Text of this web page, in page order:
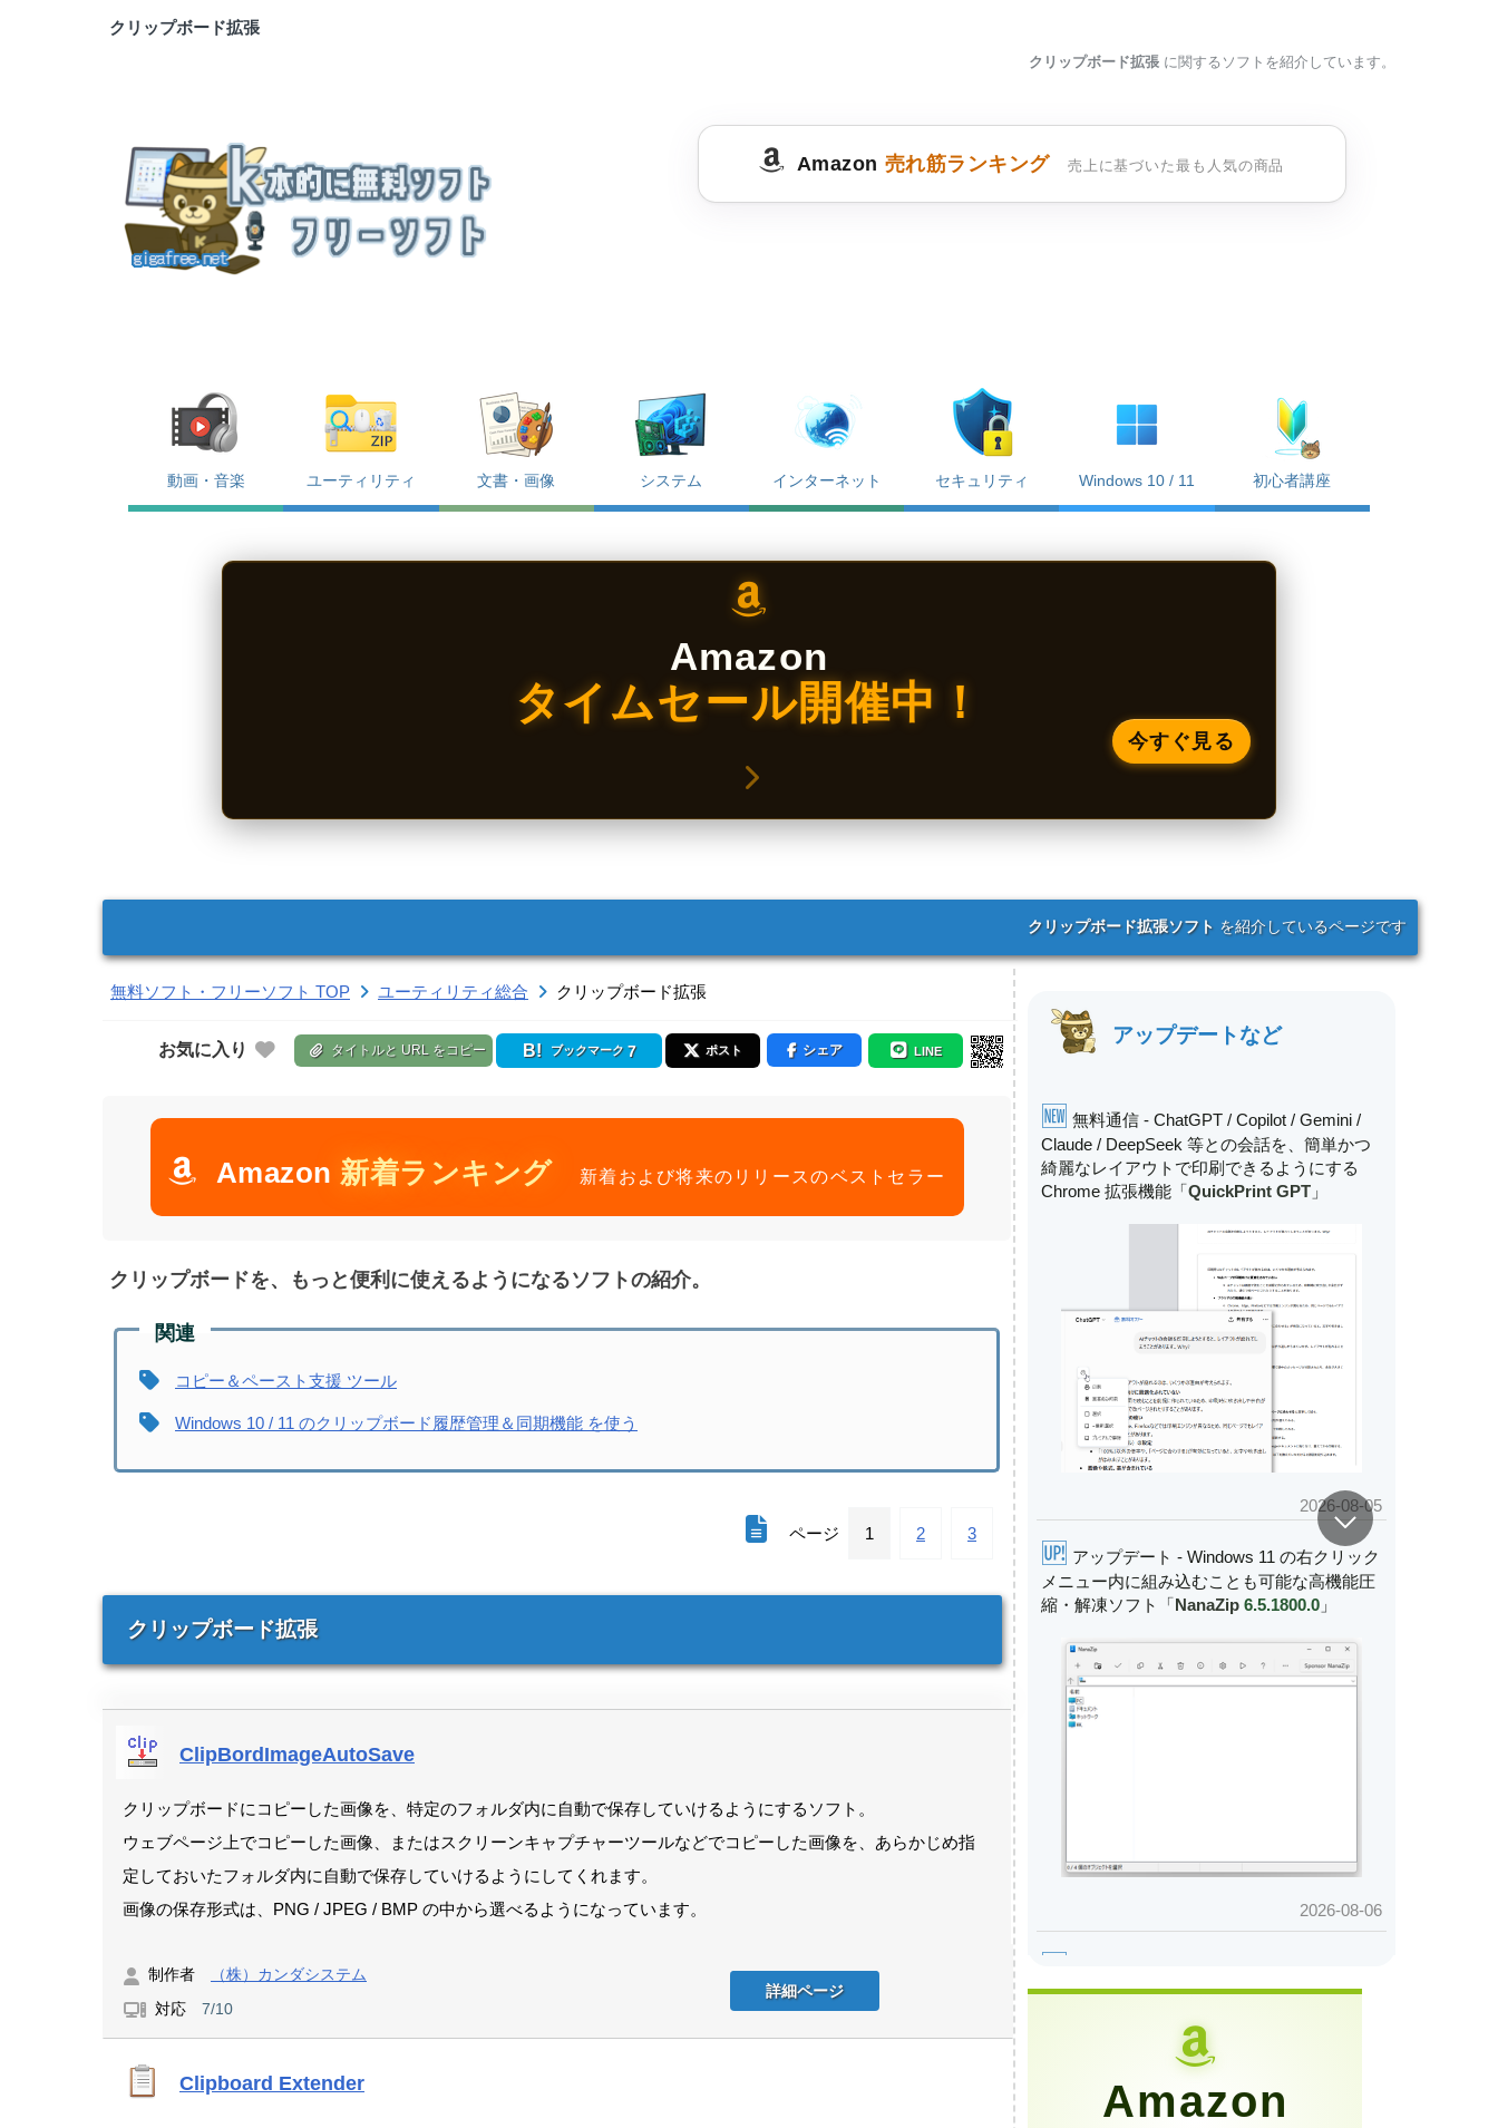
クリップボード拡張
クリップボード拡張 に関するソフトを紹介しています。
Amazon 売れ筋ランキング 売上に基づいた最も人気の商品
動画・音楽 ユーティリティ 文書・画像 システム インターネット セキュリティ Windows 10 / 11 初心者講座
Amazon
タイムセール開催中！
今すぐ見る
クリップボード拡張ソフト を紹介しているページです
無料ソフト・フリーソフト TOP ユーティリティ総合 クリップボード拡張
お気に入り タイトルと URL をコピー ブックマーク 7 ポスト シェア LINE
Amazon 新着ランキング 新着および将来のリリースのベストセラー
クリップボードを、もっと便利に使えるようになるソフトの紹介。
コピー＆ペースト支援 ツール
Windows 10 / 11 のクリップボード履歴管理＆同期機能 を使う
ページ 1 2 3
クリップボード拡張
ClipBordImageAutoSave
クリップボードにコピーした画像を、特定のフォルダ内に自動で保存していけるようにするソフト。
ウェブページ上でコピーした画像、またはスクリーンキャプチャーツールなどでコピーした画像を、あらかじめ指
定しておいたフォルダ内に自動で保存していけるようにしてくれます。
画像の保存形式は、PNG / JPEG / BMP の中から選べるようになっています。
制作者 （株）カンダシステム
対応 7/10
詳細ページ
Clipboard Extender
アップデートなど
Amazon